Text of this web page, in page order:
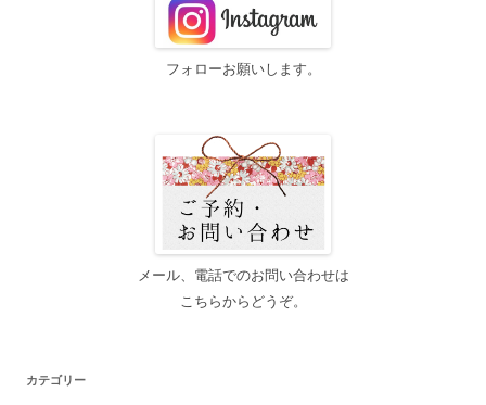
フォローお願いします。
メール、電話でのお問い合わせは
こちらからどうぞ。
カテゴリー